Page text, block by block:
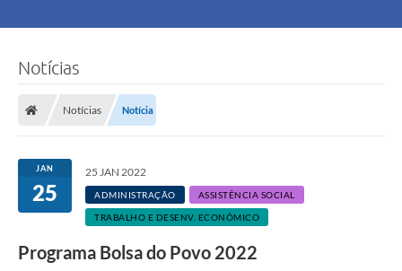
Notícias
Notícias Notícia
JAN
25
25 JAN 2022
ADMINISTRAÇÃO ASSISTÊNCIA SOCIAL
TRABALHO E DESENV. ECONÔMICO
Programa Bolsa do Povo 2022